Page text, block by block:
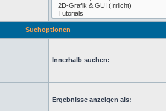
Suchoptionen
Innerhalb suchen:
Ergebnisse anzeigen als: